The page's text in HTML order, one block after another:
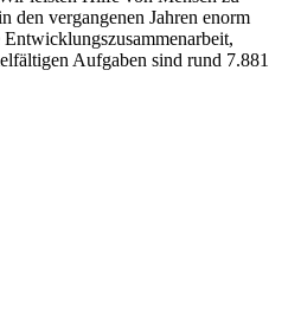
den vergangenen Jahren enorm
Aufgaben sind rund 7.881